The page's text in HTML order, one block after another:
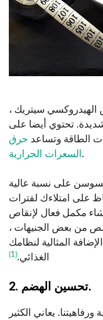
سيتريك ،
تحتوي أيضا على
الطاقة وتساعد حرق
السعرات الحرارية .
على نسبة عالية
على امتلاءك لفترات
مكمل فعال لإنقاص
من بعض الجنيهات ،
المثالية لنظامك
الغذائي.(1)
2. تحسين الهضم.
يعاني الكثير